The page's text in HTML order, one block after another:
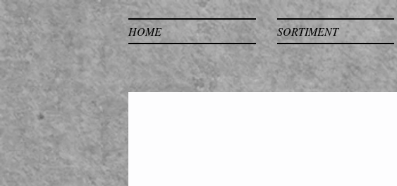
HOME SORTIMENT